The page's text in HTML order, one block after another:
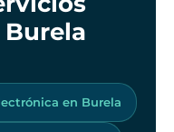
en Burela